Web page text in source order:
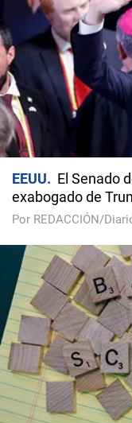
EEUU
El Senado
exabogado de
Por REDACCIÓN/